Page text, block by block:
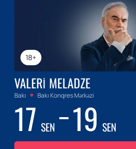
18+
VALERI MELADZE
Bakı Bakı Konqres Mərkəzi
17 SEN 19 SEN